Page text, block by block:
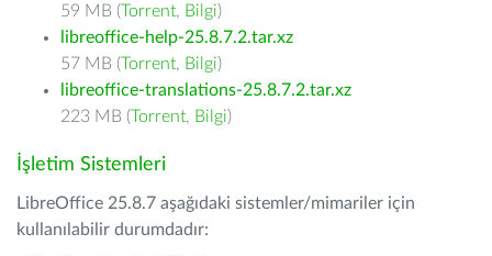
59 MB (Torrent, Bilgi)
libreoffice-help-25.8.7.2.tar.xz
57 MB (Torrent, Bilgi)
libreoffice-translations-25.8.7.2.tar.xz
223 MB (Torrent, Bilgi)
İşletim Sistemleri
LibreOffice 25.8.7 aşağıdaki sistemler/mimariler için
kullanılabilir durumdadır: